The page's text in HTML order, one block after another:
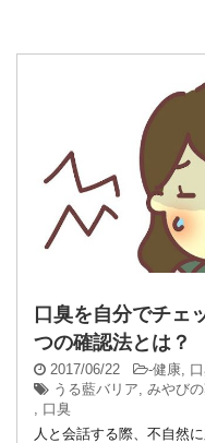
口臭を自分でチェ
つの確認法とは？
2017/06/22 -健康
うる藍バリア みやび
口臭
人と会話する際、不自然